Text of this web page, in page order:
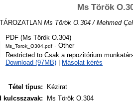
Ms Török
Ms Török O.304 / Mehmed
PDF (Ms Török O.304)
Ms_Torok_O304.pdf - Other
Restricted to Csak a repozitórium
Download (97MB)
Másolat kérés
Tétel típus:
Kézirat
kulcsszavak:
Ms Török O.304